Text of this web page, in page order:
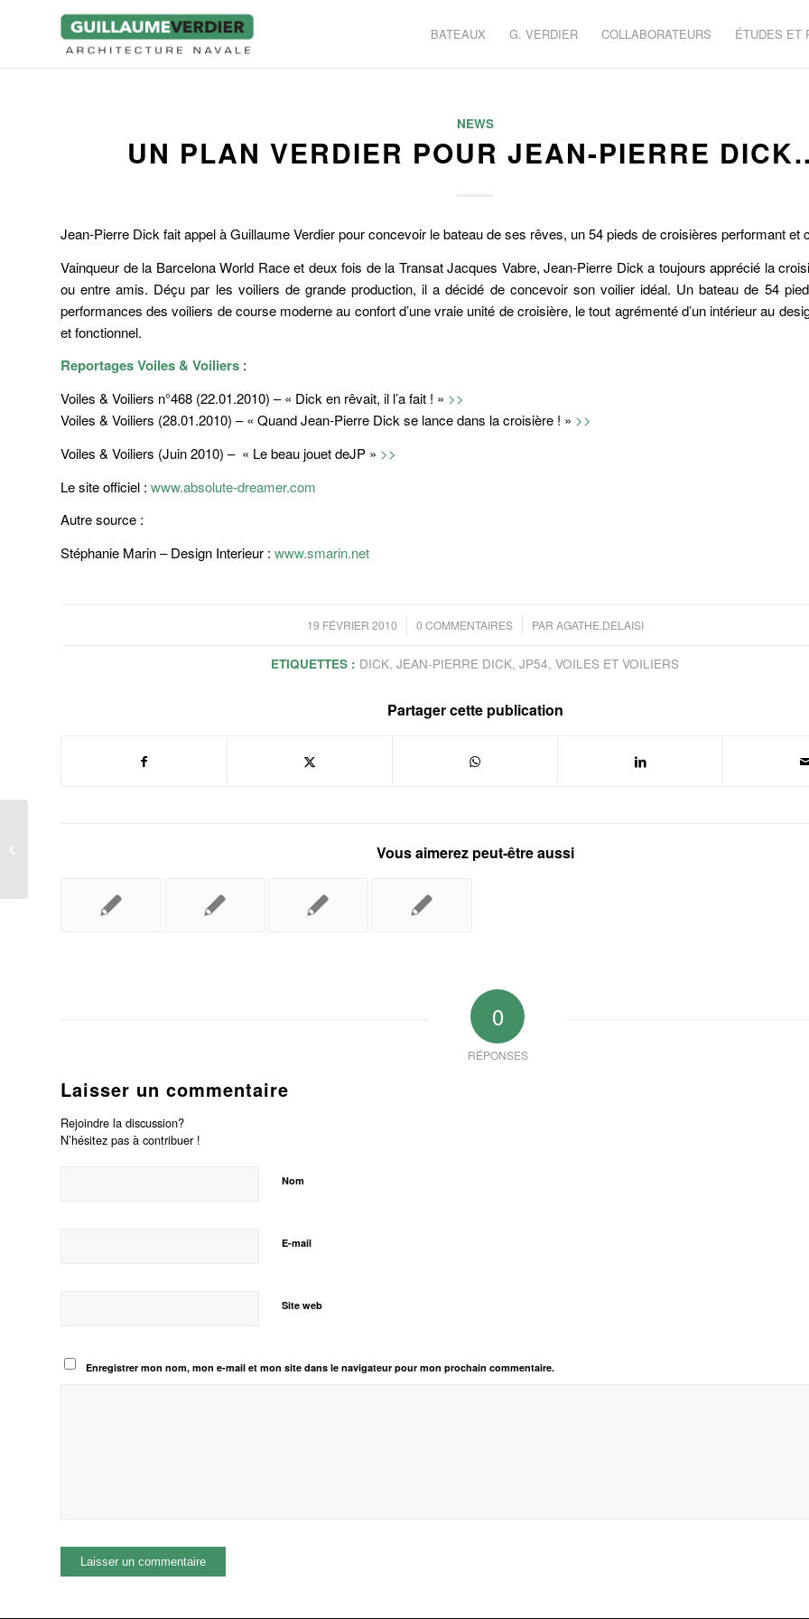
BATEAUX G. VERDIER COLLABORATEURS ÉTUDES ET
NEWS
UN PLAN VERDIER POUR JEAN-PIERRE
Jean-Pierre Dick fait appel à Guillaume Verdier pour concevoir le bateau de ses rêves, un 54 pieds de croisières performant et
Vainqueur de la Barcelona World Race et deux fois de la Transat Jacques Vabre, Jean-Pierre Dick a toujours apprécié la
ou entre amis. Déçu par les voiliers de grande production, il a décidé de concevoir son voilier idéal. Un bateau de 54
performances des voiliers de course moderne au confort d’une vraie unité de croisière, le tout agrémenté d’un intérieur au
et fonctionnel.
ReportagesVoiles & Voiliers :
Voiles & Voiliers n°468 (22.01.2010) – « Dick en rêvait, il l’a fait ! » >>
Voiles & Voiliers (28.01.2010) – « Quand Jean-Pierre Dick se lance dans la croisière ! » >>
Voiles & Voiliers (Juin 2010) – « Le beau jouet deJP » >>
Le site officiel : www.absolute-dreamer.com
Autre source :
Stéphanie Marin – Design Interieur : www.smarin.net
19 FÉVRIER 2010
/ 0 COMMENTAIRES
/ PAR AGATHE.DELAISI
ETIQUETTES : DICK, JEAN-PIERRE DICK, JP54, VOILES ET VOILIERS
Partager cette publication
Vous aimerez peut-être aussi
0
RÉPONSES
Laisser un commentaire
Rejoindre la discussion?
N’hésitez pas à contribuer !
Nom
E-mail
Site web
Enregistrer mon nom, mon e-mail et mon site dans le navigateur pour mon prochain commentaire.